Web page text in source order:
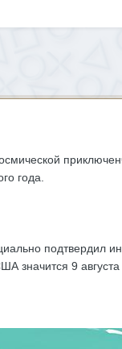
года.
подтвердил
9